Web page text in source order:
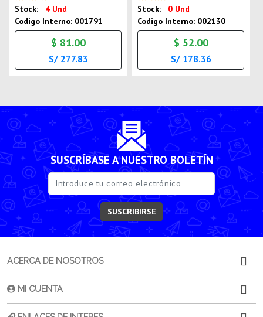
Stock:
4 Und
Codigo Interno: 001791
$ 81.00
S/ 277.83
Stock:
0 Und
Codigo Interno: 002130
$ 52.00
S/ 178.36
SUSCRÍBASE A NUESTRO BOLETÍN
SUSCRIBIRSE
ACERCA DE NOSOTROS
MI CUENTA